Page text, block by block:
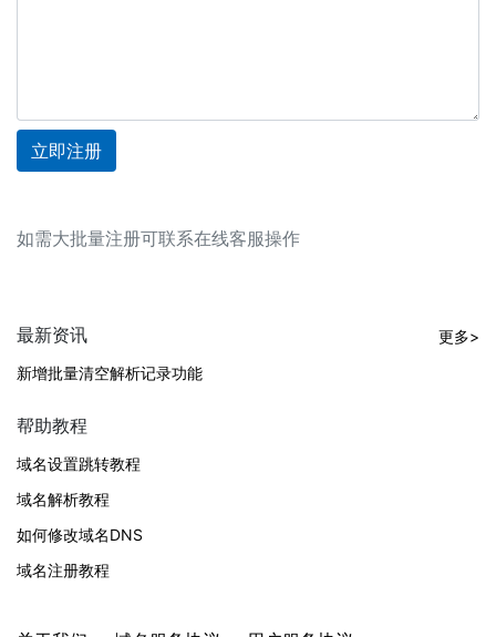
立即注册
如需大批量注册可联系在线客服操作
最新资讯
更多>
新增批量清空解析记录功能
帮助教程
域名设置跳转教程
域名解析教程
如何修改域名DNS
域名注册教程